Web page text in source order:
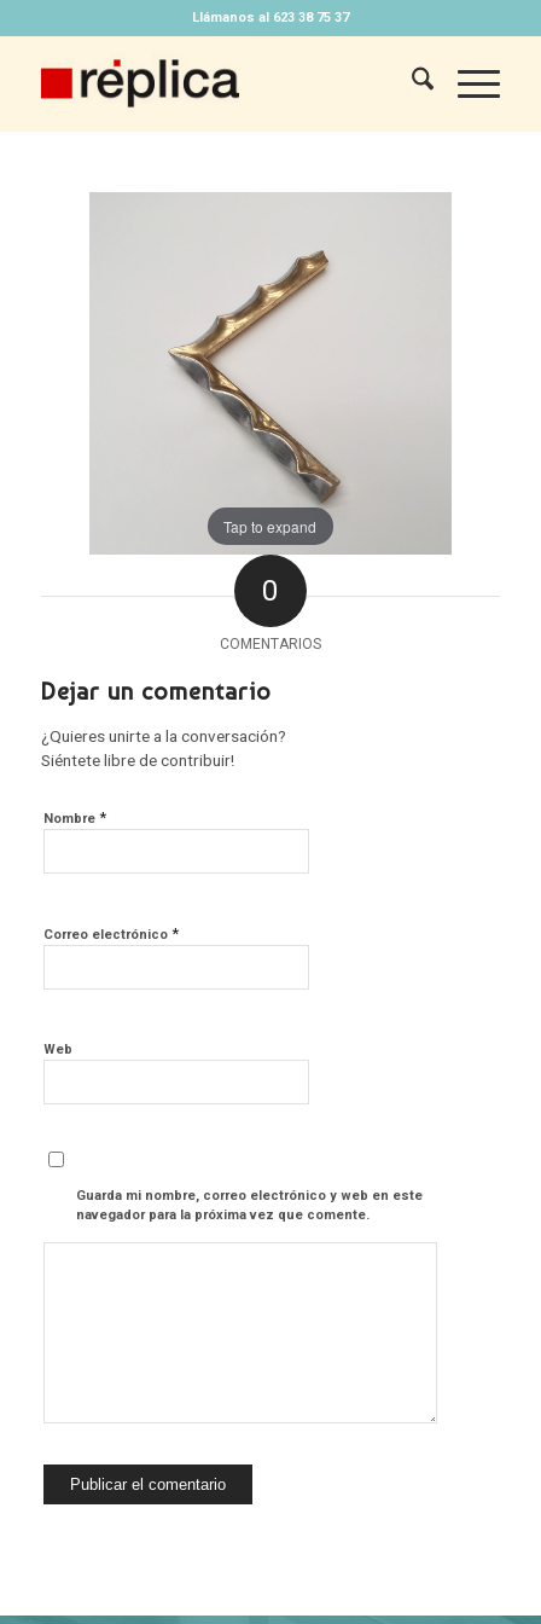
Llámanos al 623 38 75 37
Tap to expand
0
COMENTARIOS
Dejar un comentario
¿Quieres unirte a la conversación?
Siéntete libre de contribuir!
Nombre *
Correo electrónico *
Web
Guarda mi nombre, correo electrónico y web en este
navegador para la próxima vez que comente.